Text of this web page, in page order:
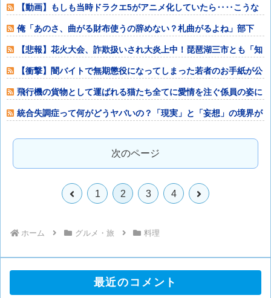
【動画】もしも当時ドラクエ5がアニメ化していたら‥‥こうな
俺「あのさ、曲がる財布使うの辞めない？札曲がるよね」部下
「？なんで曲げち
【悲報】花火大会、詐欺扱いされ大炎上中！琵琶湖三市とも「知
らない」と公式
【衝撃】闇バイトで無期懲役になってしまった若者のお手紙が公
飛行機の貨物として運ばれる猫たち全てに愛情を注ぐ係員の姿に
統合失調症って何がどうヤバいの？「現実」と「妄想」の境界が
次のページ
前
1 2 3 4
次
ホーム グルメ・旅 料理
最近のコメント